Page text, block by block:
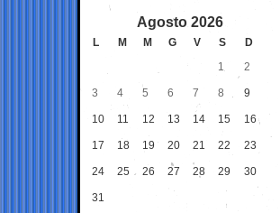
Agosto 2026
L M M G V S
D
1
2
3 4 5 6 7 8 9
10 11 12 13 14 15 16
17 18 19 20 21 22 23
24 25 26 27 28 29 30
31